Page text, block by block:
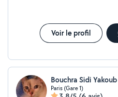
Voir le profil
Bouchra Sidi Yakoub
Paris (Gare 1)